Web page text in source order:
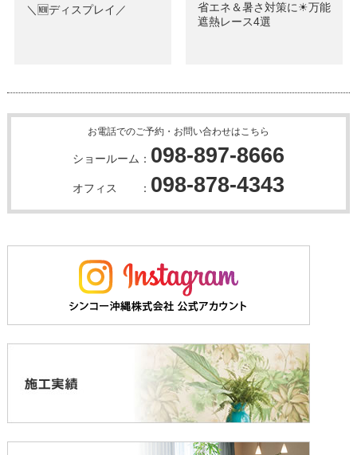
＼🆕ディスプレイ／
省エネ＆暑さ対策に☀万能
遮熱レース4選
お電話でのご予約・お問い合わせはこちら
ショールーム： 098-897-8666
オフィス ： 098-878-4343